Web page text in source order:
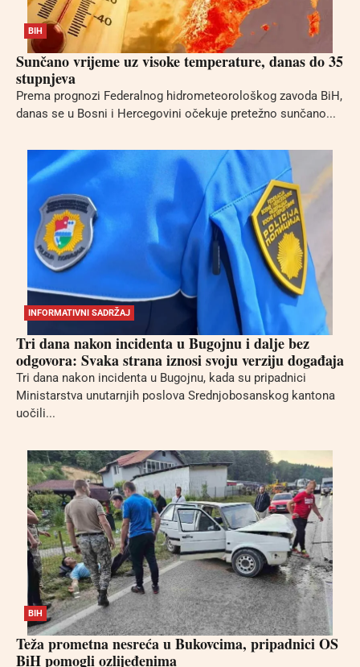
BIH
Sunčano vrijeme uz visoke temperature, danas do 35
stupnjeva
Prema prognozi Federalnog hidrometeorološkog zavoda BiH,
danas se u Bosni i Hercegovini očekuje pretežno sunčano...
INFORMATIVNI SADRŽAJ
Tri dana nakon incidenta u Bugojnu i dalje bez
odgovora: Svaka strana iznosi svoju verziju događaja
Tri dana nakon incidenta u Bugojnu, kada su pripadnici
Ministarstva unutarnjih poslova Srednjobosanskog kantona
uočili...
BIH
Teža prometna nesreća u Bukovcima, pripadnici OS
BiH pomogli ozlijeđenima